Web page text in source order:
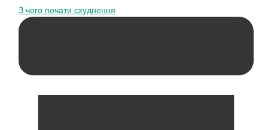
З чого почати схуднення